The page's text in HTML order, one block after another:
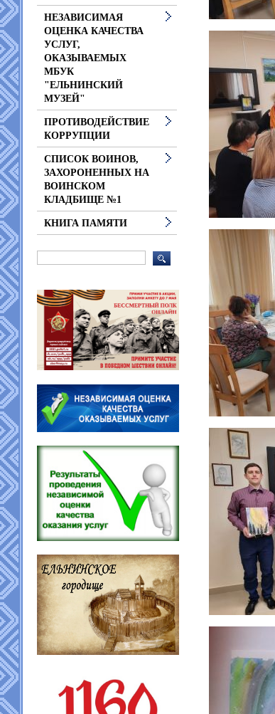
НЕЗАВИСИМАЯ
ОЦЕНКА КАЧЕСТВА
УСЛУГ,
ОКАЗЫВАЕМЫХ
МБУК
"ЕЛЬНИНСКИЙ
МУЗЕЙ"
ПРОТИВОДЕЙСТВИЕ
КОРРУПЦИИ
СПИСОК ВОИНОВ,
ЗАХОРОНЕННЫХ НА
ВОИНСКОМ
КЛАДБИЩЕ №1
КНИГА ПАМЯТИ